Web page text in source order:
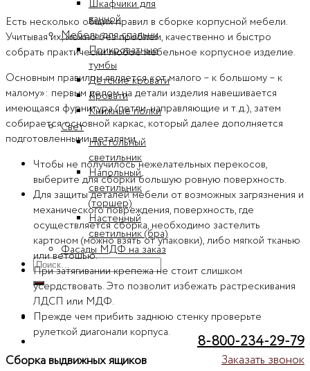
Шкафчики для
ванной
Мебель для спальни
Прикроватные
тумбы
Детские кровати
Кровати
Книжные полки
Свет
Настольный
светильник
Напольный
светильник
(торшер)
Настенный
светильник (бра)
Фасады МДФ на заказ
Искать:
8-800-234-29-79
Заказать звонок
Есть несколько общих правил в сборке корпусной мебели.
Учитывая их, можно без проблем, качественно и быстро
собрать практически любое мебельное корпусное изделие.
Основным правилом является «от малого – к большому – к
малому»: первым делом на детали изделия навешивается
имеющаяся фурнитура (петли, направляющие и т.д.), затем
собирается основной каркас, который далее дополняется
подготовленными деталями.
Чтобы не получилось нежелательных перекосов,
выберите для сборки большую ровную поверхность.
Для защиты деталей мебели от возможных загрязнения и
механического повреждения, поверхность, где
осуществляется сборка, необходимо застелить
картоном (можно взять от упаковки), либо мягкой тканью
или ветошью.
При затягивании крепежа не стоит слишком
усердствовать. Это позволит избежать растрескивания
ЛДСП или МДФ.
Прежде чем прибить заднюю стенку проверьте
рулеткой диагонали корпуса.
Сборка выдвижных ящиков